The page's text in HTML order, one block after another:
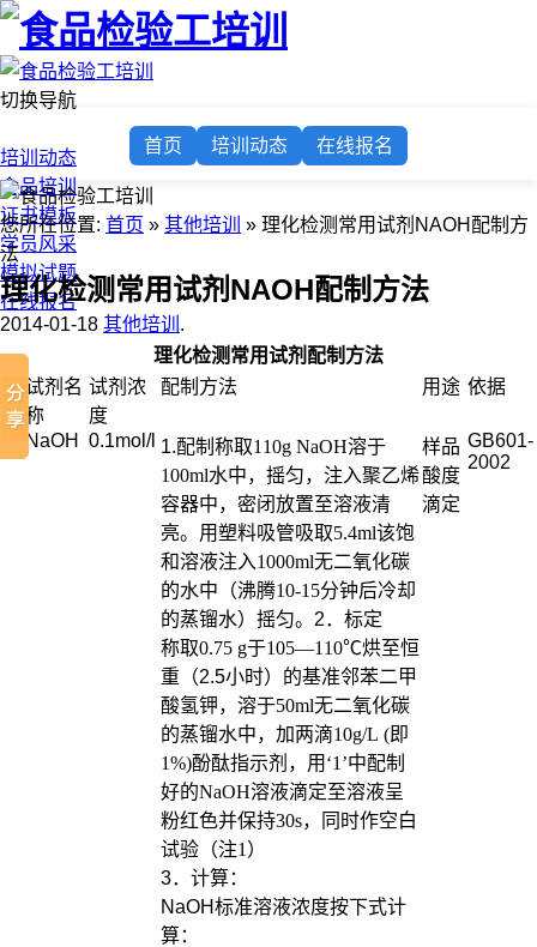
切换导航
培训动态
食品培训
证书模板
学员风采
模拟试题
在线报名
首页 培训动态 在线报名
您所在位置: 首页 » 其他培训
» 理化检测常用试剂NAOH配制方
法
理化检测常用试剂NAOH配制方法
2014-01-18 其他培训 .
理化检测常用试剂配制方法
序
号
试剂名
称
试剂浓
度
配制方法 用途 依据
NaOH 0.1mol/l 1.配制 称取110g NaOH溶于
100ml水中，摇匀，注入聚乙烯
容器中，密闭放置至溶液清
亮。用塑料吸管吸取5.4ml该饱
和溶液注入1000ml无二氧化碳
的水中（沸腾10-15分钟后冷却
的蒸镏水）摇匀。 2．标定
称取0.75 g于105—110℃烘至恒
重（2.5小时）的基准邻苯二甲
酸氢钾，溶于50ml无二氧化碳
的蒸镏水中，加两滴10g/L (即
1%)酚酞指示剂，用‘1 ’中配制
好的NaOH溶液滴定至溶液呈
粉红色并保持30s，同时作空白
试验（注1 ）
3．计算：
NaOH标准溶液浓度按下式计
算：
样品
酸度
滴定
GB601-
2002